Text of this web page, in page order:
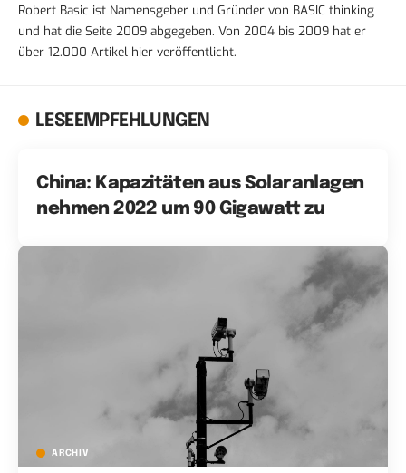
Robert Basic ist Namensgeber und Gründer von BASIC thinking
und hat die Seite 2009 abgegeben. Von 2004 bis 2009 hat er
über 12.000 Artikel hier veröffentlicht.
LESEEMPFEHLUNGEN
China: Kapazitäten aus Solaranlagen
nehmen 2022 um 90 Gigawatt zu
ARCHIV